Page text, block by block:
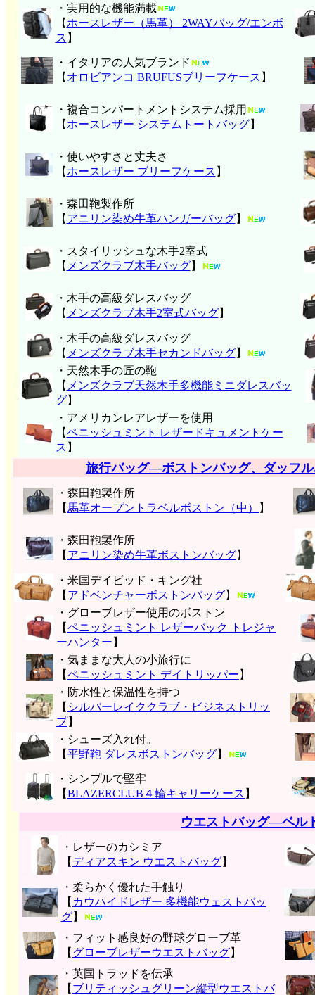
・実用的な機能満載
【 ホースレザー（馬革） 2WAYバッグ/エンボ
ス 】
・イタリアの人気ブランド
【 オロビアンコ BRUFUSブリーフケース 】
・複合コンパートメントシステム採用
【 ホースレザー システムトートバッグ】
・使いやすさと丈夫さ
【 ホースレザー ブリーフケース 】
・森田鞄製作所
【 アニリン染め牛革ハンガーバッグ】
・スタイリッシュな木手2室式
【 メンズクラブ木手バッグ】
・木手の高級ダレスバッグ
【 メンズクラブ木手2室式バッグ】
・木手の高級ダレスバッグ
【 メンズクラブ木手セカンドバッグ】
・天然木手の匠の鞄
【 メンズクラブ天然木手多機能ミニダレスバッ
グ】
・アメリカンレアレザーを使用
【ペニッシュミント レザードキュメントケー
ス 】
旅行バッグ―ボストンバッグ、ダッフ
・森田鞄製作所
【 馬革オープントラベルボストン（中） 】
・森田鞄製作所
【 アニリン染め牛革ボストンバッグ】
・米国デイビッド・キング社
【 アドベンチャーボストンバッグ】
・グローブレザー使用のボストン
【ペニッシュミント レザーバック トレジャ
ーハンター 】
・気ままな大人の小旅行に
【ペニッシュミント デイトリッパー 】
・防水性と保温性を持つ
【 シルバーレイククラブ・ビジネストリッ
プ】
・シューズ入れ付。
【平野鞄 ダレスボストンバッグ】
・シンプルで堅牢
【BLAZERCLUB４輪キャリーケース 】
ウエストバッグ―ベル
・レザーのカシミア
【 ディアスキン ウエストバッグ】
・柔らかく優れた手触り
【 カウハイドレザー 多機能ウェストバッ
グ】
・フィット感良好の野球グローブ革
【 グローブレザーウエストバッグ】
・英国トラッドを伝承
【 ブリティッシュグリーン縦型ウエストバ